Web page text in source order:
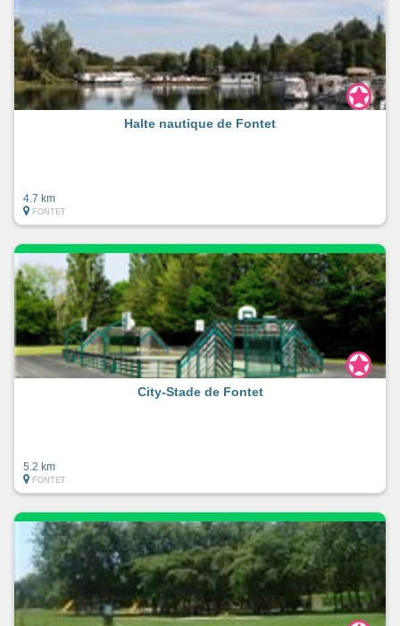
Halte nautique de Fontet
4.7 km
FONTET
City-Stade de Fontet
5.2 km
FONTET